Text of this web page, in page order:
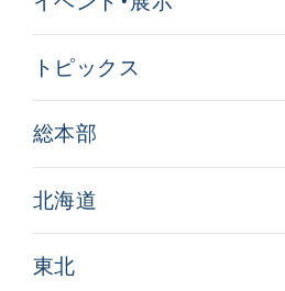
トピックス
総本部
北海道
東北